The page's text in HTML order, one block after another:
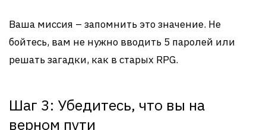
Ваша миссия – запомнить это значение. Не
бойтесь, вам не нужно вводить 5 паролей или
решать загадки, как в старых RPG.
Шаг 3: Убедитесь, что вы на
верном пути